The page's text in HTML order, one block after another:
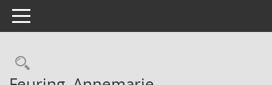
Toggle navigation
Rechercheauswahl